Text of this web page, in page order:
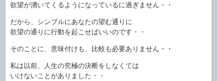
欲望が湧いてくるようになっているに過ぎません・・
だから、シンプルにあなたの望む通りに
欲望の通りに行動を起こせばいいのです・・
そのことに、意味付けも、比較も必要ありません・・
私は以前、人生の究極の決断をしなくては
いけないことがありました・・